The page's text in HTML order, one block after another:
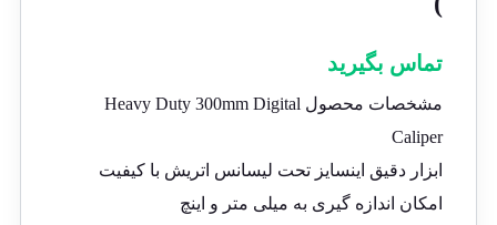
تماس بگیرید
مشخصات محصول Heavy Duty 300mm Digital
Caliper
ابزار دقیق اینسایز تحت لیسانس اتریش با کیفیت
امکان اندازه گیری به میلی متر و اینچ